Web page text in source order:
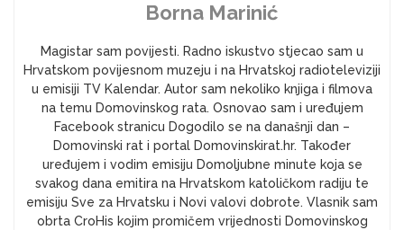
Borna Marinić
Magistar sam povijesti. Radno iskustvo stjecao sam u
Hrvatskom povijesnom muzeju i na Hrvatskoj radioteleviziji
u emisiji TV Kalendar. Autor sam nekoliko knjiga i filmova
na temu Domovinskog rata. Osnovao sam i uređujem
Facebook stranicu Dogodilo se na današnji dan –
Domovinski rat i portal Domovinskirat.hr. Također
uređujem i vodim emisiju Domoljubne minute koja se
svakog dana emitira na Hrvatskom katoličkom radiju te
emisiju Sve za Hrvatsku i Novi valovi dobrote. Vlasnik sam
obrta CroHis kojim promičem vrijednosti Domovinskog